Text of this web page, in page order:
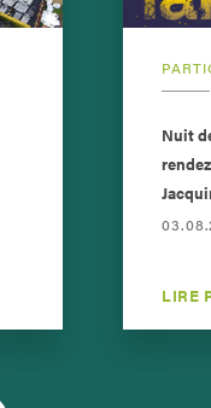
Nuit
LIRE